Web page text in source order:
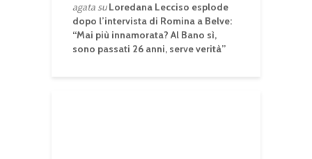
agatasuLoredana Lecciso esplode
dopo l’intervista di Romina a Belve:
“Mai più innamorata? Al Bano sì,
sono passati 26 anni, serve verità”